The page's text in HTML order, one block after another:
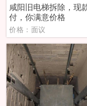
咸阳旧电梯拆除，现
付，你满意价格
价格：面议